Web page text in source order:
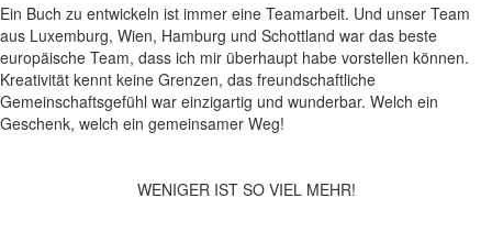
Ein Buch zu entwickeln ist immer eine Teamarbeit. Und unser Team
aus Luxemburg, Wien, Hamburg und Schottland war das beste
europäische Team, dass ich mir überhaupt habe vorstellen können.
Kreativität kennt keine Grenzen, das freundschaftliche
Gemeinschaftsgefühl war einzigartig und wunderbar. Welch ein
Geschenk, welch ein gemeinsamer Weg!
WENIGER IST SO VIEL MEHR!